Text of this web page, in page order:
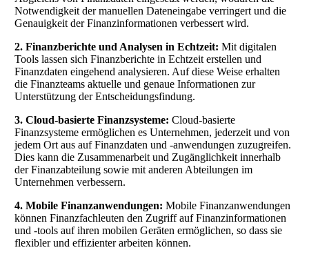
Notwendigkeit der manuellen Dateneingabe verringert und die
Genauigkeit der Finanzinformationen verbessert wird.
2. Finanzberichte und Analysen in Echtzeit: Mit digitalen
Tools lassen sich Finanzberichte in Echtzeit erstellen und
Finanzdaten eingehend analysieren. Auf diese Weise erhalten
die Finanzteams aktuelle und genaue Informationen zur
Unterstützung der Entscheidungsfindung.
3. Cloud-basierte Finanzsysteme: Cloud-basierte
Finanzsysteme ermöglichen es Unternehmen, jederzeit und von
jedem Ort aus auf Finanzdaten und -anwendungen zuzugreifen.
Dies kann die Zusammenarbeit und Zugänglichkeit innerhalb
der Finanzabteilung sowie mit anderen Abteilungen im
Unternehmen verbessern.
4. Mobile Finanzanwendungen: Mobile Finanzanwendungen
können Finanzfachleuten den Zugriff auf Finanzinformationen
und -tools auf ihren mobilen Geräten ermöglichen, so dass sie
flexibler und effizienter arbeiten können.